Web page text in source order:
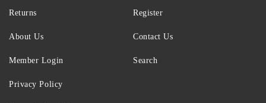
Returns
About Us
Member Login
Register
Contact Us
Search
Privacy Policy